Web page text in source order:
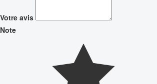
Votre avis
Note